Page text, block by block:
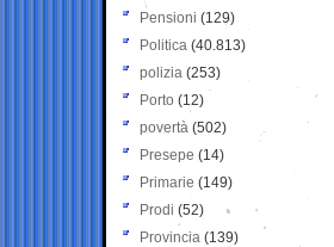
Pensioni (129)
Politica (40.813)
polizia (253)
Porto (12)
povertà (502)
Presepe (14)
Primarie (149)
Prodi (52)
Provincia (139)